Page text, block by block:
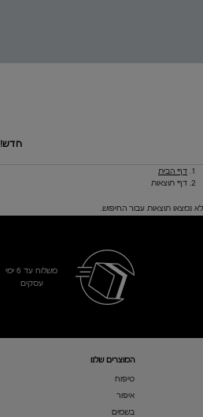
חדש! LONGEVITY MD
Main content
דף הבית
דף תוצאות
לא נמצאו תוצאות עבור החיפוש.
משלוח עד 6 ימי
עסקים​
המוצרים שלנו​
טיפוח
איפור
בשמים